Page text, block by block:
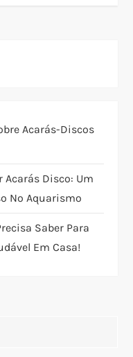
Acarás-Discos
Acarás Disco: Um
No Aquarismo
Saber Para
Em Casa!